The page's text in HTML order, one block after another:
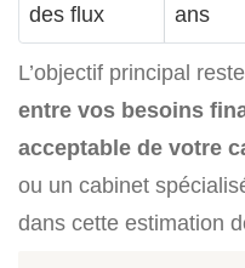
des flux
ans
L’objectif principal reste
entre vos besoins
acceptable de votre
ou un cabinet
dans cette estimation